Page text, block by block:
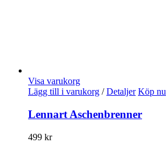
Visa varukorg
Lägg till i varukorg / Detaljer Köp nu
Lennart Aschenbrenner
499 kr